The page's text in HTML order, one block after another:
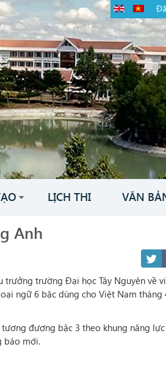
LỊCH THI VĂN
Anh
trưởng trường Đại học Tây Nguyên về
ngữ 6 bậc dùng cho Việt Nam tháng
đương bậc 3 theo khung năng lực
báo mới.